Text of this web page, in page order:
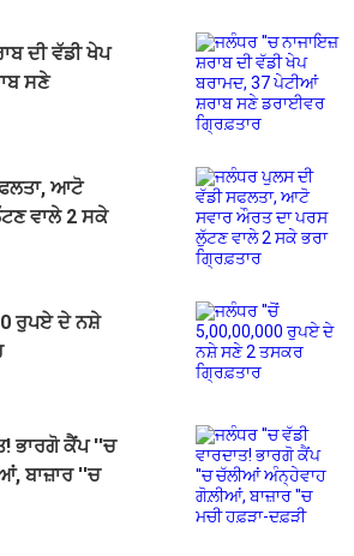
ਦੀ ਵੱਡੀ ਖੇਪ
ਸਣੇ
ਆਟੋ
ਵਾਲੇ 2 ਸਕੇ
ਰੁਪਏ ਦੇ ਨਸ਼ੇ
ਭਾਰਗੋ ਕੈਂਪ ''ਚ
ਬਾਜ਼ਾਰ ''ਚ